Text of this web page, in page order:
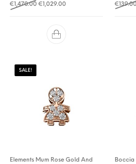
€1,470.00 Oorspronkelijke prijs was:
€1,029.00 Huidige prijs is: €1,029.00.
€139.00
SALE!
Elements Mum Rose Gold And
Boccia